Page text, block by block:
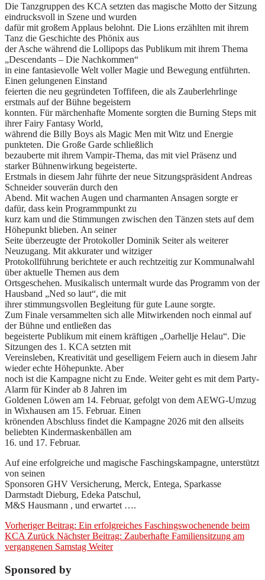
Die Tanzgruppen des KCA setzten das magische Motto der Sitzung
eindrucksvoll in Szene und wurden
dafür mit großem Applaus belohnt. Die Lions erzählten mit ihrem
Tanz die Geschichte des Phönix aus
der Asche während die Lollipops das Publikum mit ihrem Thema
„Descendants – Die Nachkommen“
in eine fantasievolle Welt voller Magie und Bewegung entführten.
Einen gelungenen Einstand
feierten die neu gegründeten Toffifeen, die als Zauberlehrlinge
erstmals auf der Bühne begeistern
konnten. Für märchenhafte Momente sorgten die Burning Steps mit
ihrer Fairy Fantasy World,
während die Billy Boys als Magic Men mit Witz und Energie
punkteten. Die Große Garde schließlich
bezauberte mit ihrem Vampir-Thema, das mit viel Präsenz und
starker Bühnenwirkung begeisterte.
Erstmals in diesem Jahr führte der neue Sitzungspräsident Andreas
Schneider souverän durch den
Abend. Mit wachen Augen und charmanten Ansagen sorgte er
dafür, dass kein Programmpunkt zu
kurz kam und die Stimmungen zwischen den Tänzen stets auf dem
Höhepunkt blieben. An seiner
Seite überzeugte der Protokoller Dominik Seiter als weiterer
Neuzugang. Mit akkurater und witziger
Protokollführung berichtete er auch rechtzeitig zur Kommunalwahl
über aktuelle Themen aus dem
Ortsgeschehen. Musikalisch untermalt wurde das Programm von der
Hausband „Ned so laut“, die mit
ihrer stimmungsvollen Begleitung für gute Laune sorgte.
Zum Finale versammelten sich alle Mitwirkenden noch einmal auf
der Bühne und entließen das
begeisterte Publikum mit einem kräftigen „Oarhellje Helau“. Die
Sitzungen des 1. KCA setzten mit
Vereinsleben, Kreativität und geselligem Feiern auch in diesem Jahr
wieder echte Höhepunkte. Aber
noch ist die Kampagne nicht zu Ende. Weiter geht es mit dem Party-
Alarm für Kinder ab 8 Jahren im
Goldenen Löwen am 14. Februar, gefolgt von dem AEWG-Umzug
in Wixhausen am 15. Februar. Einen
krönenden Abschluss findet die Kampagne 2026 mit den allseits
beliebten Kindermaskenbällen am
16. und 17. Februar.
Auf eine erfolgreiche und magische Faschingskampagne, unterstützt
von seinen
Sponsoren GHV Versicherung, Merck, Entega, Sparkasse
Darmstadt Dieburg, Edeka Patschul,
M&S Hausmann , und erwartet ….
Vorheriger Beitrag: Ein erfolgreiches Faschingswochenende beim
KCA Zurück Nächster Beitrag: Zauberhafte Familiensitzung am
vergangenen Samstag Weiter
Sponsored by